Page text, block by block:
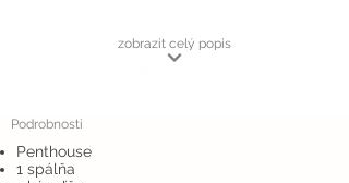
zobrazit celý popis
Podrobnosti
Penthouse
1 spálňa